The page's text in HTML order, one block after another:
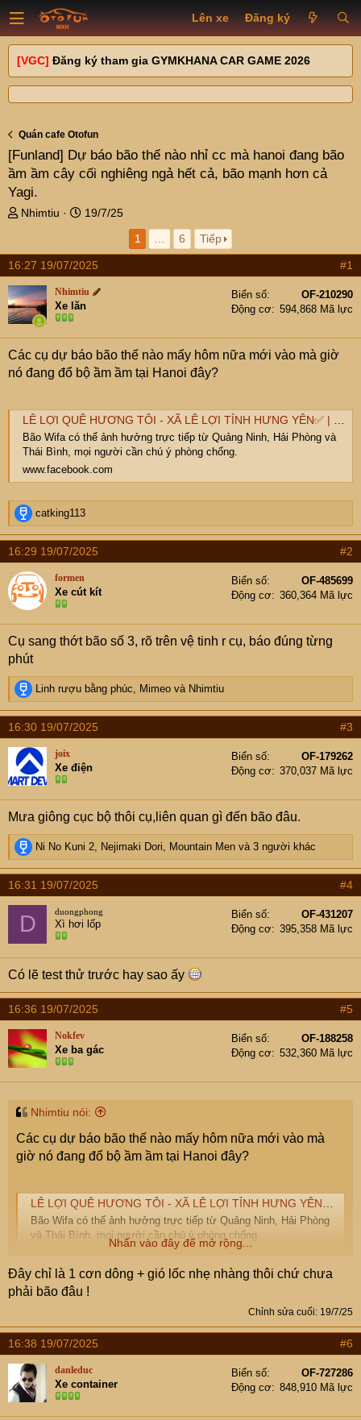
Lên xe Đăng ký
[VGC] Đăng ký tham gia GYMKHANA CAR GAME 2026
Quán cafe Otofun
[Funland] Dự báo bão thế nào nhỉ cc mà hanoi đang bão
ầm ầm cây cối nghiêng ngả hết cả, bão mạnh hơn cả
Yagi.
T
e
a
d
s
t
r
t
e
Nhimtiu
N
y
g
ử
i
19/7/25
1
6 Tiếp
16:27 19/07/2025 #1
Nhimtiu
Xe lăn
Biển số
OF-210290
Động cơ
594,868 Mã lực
Các cụ dự báo bão thế nào mấy hôm nữa mới vào mà giờ
nó đang đổ bộ ầm ầm tại Hanoi đây?
LÊ LỢI QUÊ HƯƠNG TÔI - XÃ LÊ LỢI TỈNH HƯNG YÊN✅ | Bão Wifa có thể ảnh hưởng trực tiếp từ Quảng Ninh, Hải Phòng và Thái Bình, mọi người cần chú ý phòng chống. | Facebook
Bão Wifa có thể ảnh hưởng trực tiếp từ Quảng Ninh, Hải Phòng và
Thái Bình, mọi người cần chú ý phòng chống.
www.facebook.com
R
e
a
c
i
o
s
:
catking113
16:29 19/07/2025 #2
formen
Xe cút kít
Biển số
OF-485699
Động cơ
360,364 Mã lực
Cụ sang thớt bão số 3, rõ trên vệ tinh r cụ, báo đúng từng
phút
R
e
a
c
t
i
o
n
s
Linh rượu bằng phúc Mimeo và Nhimtiu
16:30 19/07/2025 #3
joix
Xe điện
Biển số
OF-179262
Động cơ
370,037 Mã lực
Mưa giông cục bộ thôi cụ,liên quan gì đến bão đâu.
R
e
a
c
t
n
s
:
Ni No Kuni 2 Nejimaki Dori Mountain Men và 3 người khác
16:31 19/07/2025 #4
D duongphong
Xì hơi lốp
Biển số
OF-431207
Động cơ
395,358 Mã lực
Có lẽ test thử trước hay sao ấy
16:36 19/07/2025 #5
Nokfev
Xe ba gác
Biển số
OF-188258
Động cơ
532,360 Mã lực
Nhimtiu nói:
Các cụ dự báo bão thế nào mấy hôm nữa mới vào mà
giờ nó đang đổ bộ ầm ầm tại Hanoi đây?
LÊ LỢI QUÊ HƯƠNG TÔI - XÃ LÊ LỢI TỈNH HƯNG YÊN✅ | Bão Wifa có thể ảnh hưởng trực tiếp từ Quảng Ninh, Hải Phòng và Thái Bình, mọi người cần chú ý phòng chống. | Facebook
Bão Wifa có thể ảnh hưởng trực tiếp từ Quảng Ninh, Hải Phòng
và Thái Bình, mọi người cần chú ý phòng chống.
Nhấn vào đây để mở rộng...
Đây chỉ là 1 cơn dông + gió lốc nhẹ nhàng thôi chứ chưa
phải bão đâu !
Chỉnh sửa cuối: 19/7/25
16:38 19/07/2025 #6
danleduc
Xe container
Biển số
OF-727286
Động cơ
848,910 Mã lực